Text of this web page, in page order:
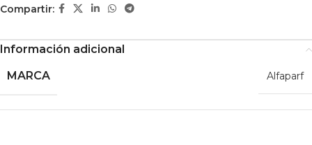
Compartir:
Información adicional
MARCA
Alfaparf